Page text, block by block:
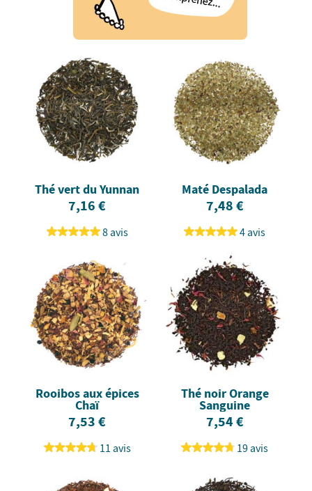
Thé vert du Yunnan
7,16 €
8 avis
Maté Despalada
7,48 €
4 avis
Rooibos aux épices
Chaï
7,53 €
11 avis
Thé noir Orange
Sanguine
7,54 €
19 avis